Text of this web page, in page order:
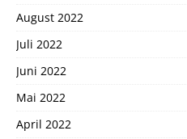
August 2022
Juli 2022
Juni 2022
Mai 2022
April 2022